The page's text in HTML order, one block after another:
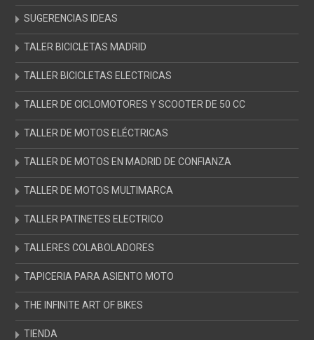
SUGERENCIAS IDEAS
TALER BICICLETAS MADRID
TALLER BICICLETAS ELECTRICAS
TALLER DE CICLOMOTORES Y SCOOTER DE 50 CC
TALLER DE MOTOS ELÉCTRICAS
TALLER DE MOTOS EN MADRID DE CONFIANZA
TALLER DE MOTOS MULTIMARCA
TALLER PATINETES ELECTRICO
TALLERES COLABOLADORES
TAPICERIA PARA ASIENTO MOTO
THE INFINITE ART OF BIKES
TIENDA